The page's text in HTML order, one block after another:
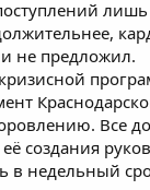
не предложил.
Все
создания
в недельный